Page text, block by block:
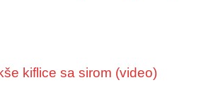
kiflice sa sirom (video)